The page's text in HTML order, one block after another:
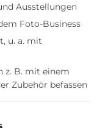
Ausstellungen
Foto-Business
u. a. mit
z. B. mit einem
Zubehör befassen